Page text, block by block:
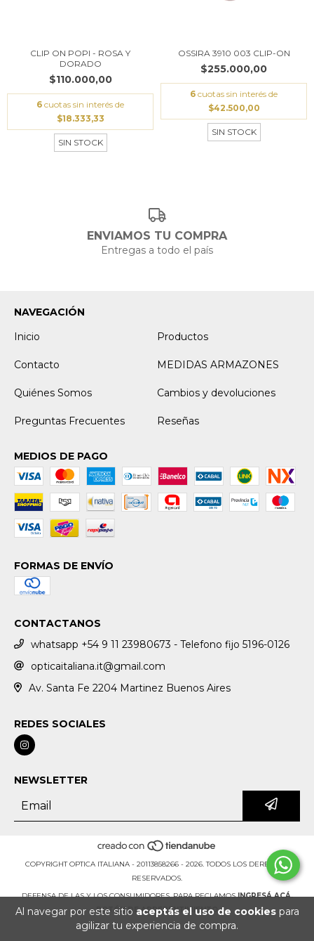
Al navegar por este sitio aceptás el uso de cookiespara
agilizar tu experiencia de compra.
CLIP ON POPI - ROSA Y
DORADO
$110.000,00
6 cuotas sin interés de
$18.333,33
SIN STOCK
OSSIRA 3910 003 CLIP-ON
$255.000,00
6 cuotas sin interés de
$42.500,00
SIN STOCK
ENVIAMOS TU COMPRA
Entregas a todo el país
NAVEGACIÓN
Inicio
Productos
Contacto MEDIDAS ARMAZONES
Quiénes Somos Cambios y devoluciones
Preguntas Frecuentes Reseñas
MEDIOS DE PAGO
FORMAS DE ENVÍO
CONTACTANOS
whatsapp +54 9 11 23980673 - Telefono fijo 5196-0126
opticaitaliana.it@gmail.com
Av. Santa Fe 2204 Martinez Buenos Aires
REDES SOCIALES
NEWSLETTER
COPYRIGHT OPTICA ITALIANA - 20113858266 - 2026. TODOS LOS DERECHOS
RESERVADOS.
DEFENSA DE LAS Y LOS CONSUMIDORES. PARA RECLAMOS INGRESÁ ACÁ.
BOTÓN DE ARREPENTIMIENTO